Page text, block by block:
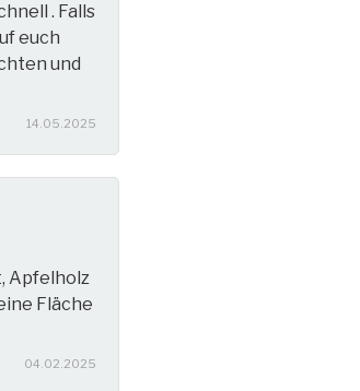
. Falls
euch
und
14.05.2025
Apfelholz
Fläche
04.02.2025